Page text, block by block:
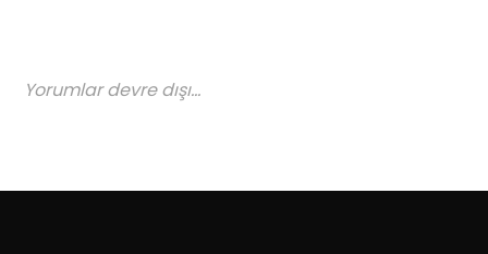
Yorumlar devre dışı...